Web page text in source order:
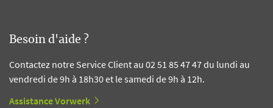
Besoin d'aide ?
Contactez notre Service Client au 02 51 85 47 47 du lundi au
vendredi de 9h à 18h30 et le samedi de 9h à 12h.
Assistance Vorwerk